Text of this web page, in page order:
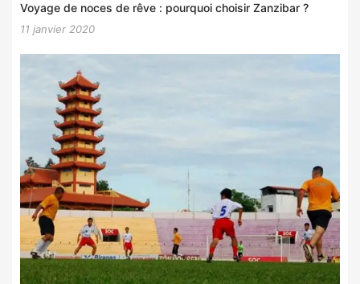
Voyage de noces de rêve : pourquoi choisir Zanzibar ?
11 janvier 2020